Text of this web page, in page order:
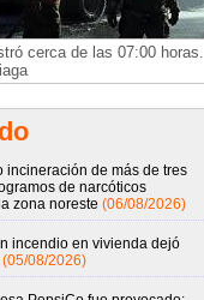
cerca de las 07:00 horas.
incineración de más de tres
de narcóticos
zona noreste (06/08/2026)
incendio en vivienda dejó
(05/08/2026)